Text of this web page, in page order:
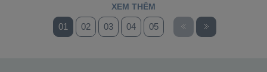
XEM THÊM
01 02 03 04 05